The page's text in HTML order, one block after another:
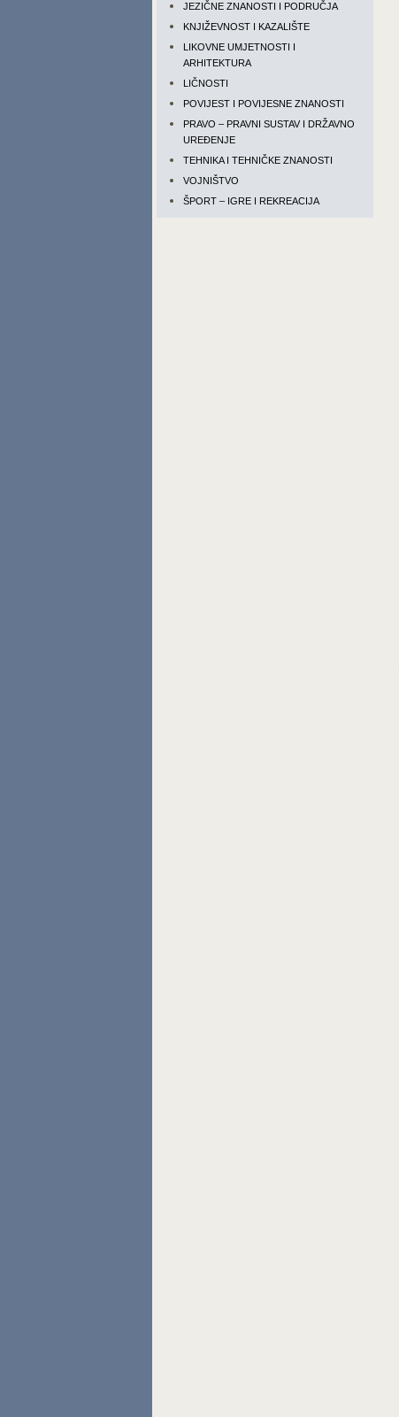
JEZIČNE ZNANOSTI I PODRUČJA
KNJIŽEVNOST I KAZALIŠTE
LIKOVNE UMJETNOSTI I
ARHITEKTURA
LIČNOSTI
POVIJEST I POVIJESNE ZNANOSTI
PRAVO – PRAVNI SUSTAV I DRŽAVNO
UREĐENJE
TEHNIKA I TEHNIČKE ZNANOSTI
VOJNIŠTVO
ŠPORT – IGRE I REKREACIJA